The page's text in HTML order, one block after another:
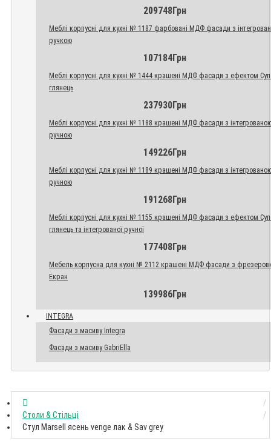
209748Грн
Меблі корпусні для кухні № 1187 фарбовані МДФ фасади з
ручкою
107184Грн
Меблі корпусні для кухні № 1444 крашені МДФ фасади з ефектом
глянець
237930Грн
Меблі корпусні для кухні № 1188 крашені МДФ фасади з
ручною
149226Грн
Меблі корпусні для кухні № 1189 крашені МДФ фасади з
ручною
191268Грн
Меблі корпусні для кухні № 1155 крашені МДФ фасади з ефектом
глянець та інтегрованої ручної
177408Грн
Мебель корпусна для кухні № 2112 крашені МДФ фасади з
Екран
139986Грн
INTEGRA
Фасади з масиву Integra
Фасади з масиву GabriElla
Столи & Стільці
Cтул Marsell ясень venge лак & Sav grey